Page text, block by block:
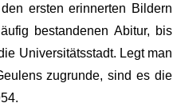
ersten erinnerten Bildern
bestandenen Abitur, bis
Universitätsstadt. Legt man
zugrunde, sind es die